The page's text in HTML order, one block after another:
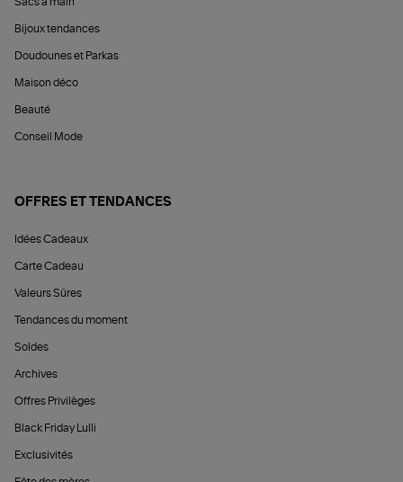
Bijoux tendances
Doudounes et Parkas
Maison déco
Beauté
Conseil Mode
OFFRES ET TENDANCES
Idées Cadeaux
Carte Cadeau
Valeurs Sûres
Tendances du moment
Soldes
Archives
Offres Privilèges
Black Friday Lulli
Exclusivités